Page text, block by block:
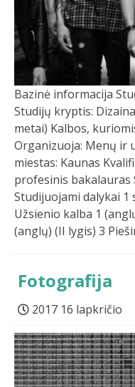
Bazinė informacija
Studijų kryptis:
metai) Kalbos,
Organizuoja: Menų ir
miestas: Kaunas
profesinis
Studijuojami dalykai 1
Užsienio kalba 1
(anglų) (II lygis) 3
Fotografija
2017 16 lapkričio